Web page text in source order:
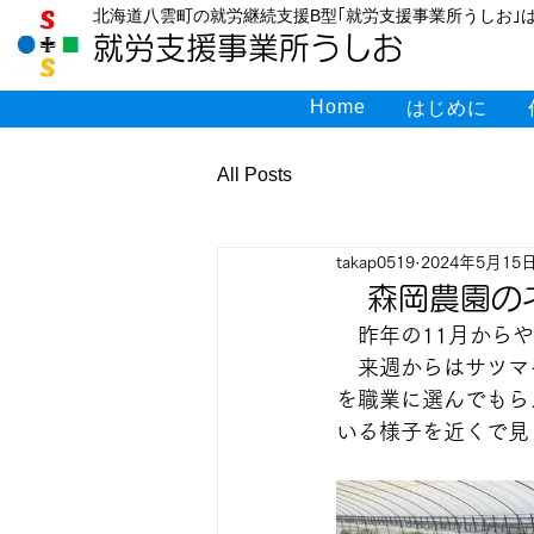
北海道八雲町の就労継続支援B型｢就労支援事業所うしお｣
就労支援事業所うしお
Home はじめに
All Posts
森岡農園の
takap0519 2024年5月15
昨年の11月からや
来週からはサツマ
を職業に選んでも
いる様子を近くで